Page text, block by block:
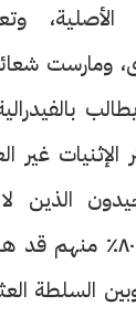
ومارست
الإثنيات غير
الذين
بالفيدرالية، لأن
السلطة